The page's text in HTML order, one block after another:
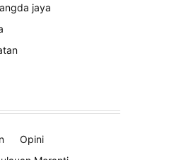
jaya
Opini